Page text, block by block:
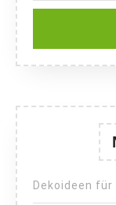
Dekoideen